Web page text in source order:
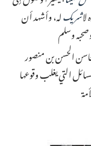
شريكله، وأشهد أن
الحسن بن منصور
التي يغلب وقوعها